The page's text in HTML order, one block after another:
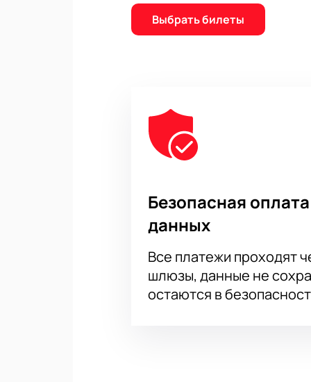
Выбрать билеты
Безопасная
данных
Все платежи проходят
шлюзы, данные не
остаются в